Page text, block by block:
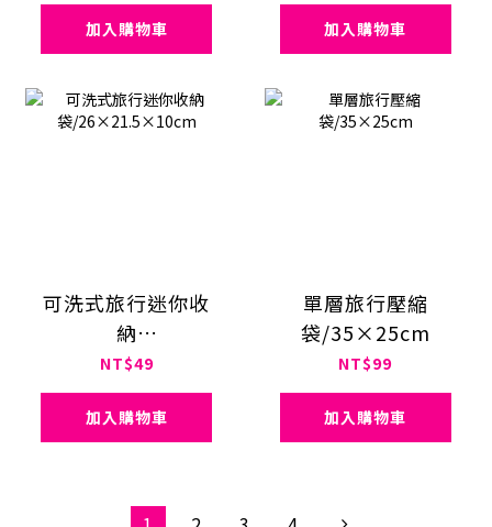
加入購物車 加入購物車
可洗式旅行迷你收
納
袋/26×21.5×10cm
NT$49
加入購物車
單層旅行壓縮
袋/35×25cm
NT$99
加入購物車